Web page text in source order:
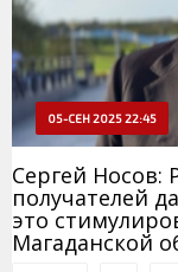
05-СЕН 2025 22:45
Сергей Носов:
получателей
это
Магаданской